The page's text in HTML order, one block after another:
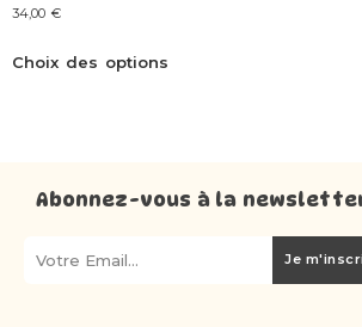
34,00 €
Choix des options
Abonnez-vous à la
Je